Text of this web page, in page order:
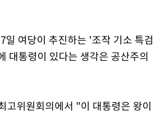
여당이 추진하는 '조작 기소 특검
대통령이 있다는 생각은 공산주의
고위원회의에서 "이 대통령은 왕이